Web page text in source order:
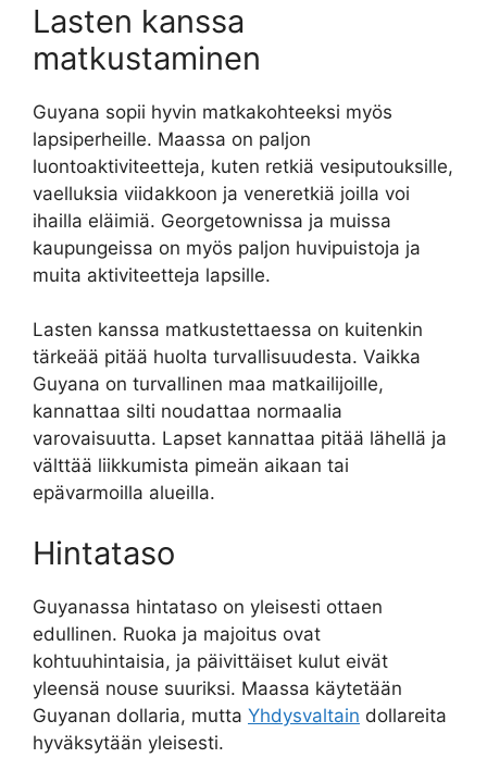
Lasten kanssa
matkustaminen
Guyana sopii hyvin matkakohteeksi myös
lapsiperheille. Maassa on paljon
luontoaktiviteetteja, kuten retkiä vesiputouksille,
vaelluksia viidakkoon ja veneretkiä joilla voi
ihailla eläimiä. Georgetownissa ja muissa
kaupungeissa on myös paljon huvipuistoja ja
muita aktiviteetteja lapsille.
Lasten kanssa matkustettaessa on kuitenkin
tärkeää pitää huolta turvallisuudesta. Vaikka
Guyana on turvallinen maa matkailijoille,
kannattaa silti noudattaa normaalia
varovaisuutta. Lapset kannattaa pitää lähellä ja
välttää liikkumista pimeän aikaan tai
epävarmoilla alueilla.
Hintataso
Guyanassa hintataso on yleisesti ottaen
edullinen. Ruoka ja majoitus ovat
kohtuuhintaisia, ja päivittäiset kulut eivät
yleensä nouse suuriksi. Maassa käytetään
Guyanan dollaria, mutta Yhdysvaltain dollareita
hyväksytään yleisesti.